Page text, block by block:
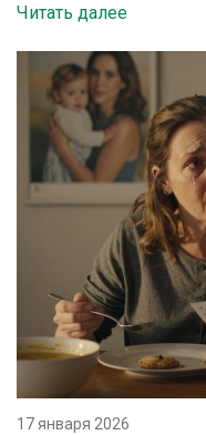
Читать далее
17 января 2026